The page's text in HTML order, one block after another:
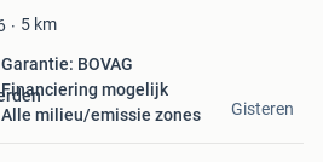
5 km
Garantie: BOVAG
Financiering mogelijk
Alle milieu/emissie zones
Gisteren